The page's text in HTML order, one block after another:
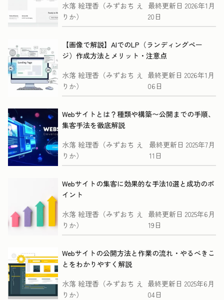
水落 絵理香（みずおち え
りか）
最終更新日 2026年1月
20日
【画像で解説】AIでのLP（ランディングペー
ジ）作成方法とメリット・注意点
水落 絵理香（みずおち え
りか）
最終更新日 2026年1月
06日
Webサイトとは？種類や構築〜公開までの手順、
集客手法を徹底解説
水落 絵理香（みずおち え
りか）
最終更新日 2025年7月
11日
Webサイトの集客に効果的な手法10選と成功のポ
イント
水落 絵理香（みずおち え
りか）
最終更新日 2025年6月
19日
Webサイトの公開方法と作業の流れ・やるべきこ
とをわかりやすく解説
水落 絵理香（みずおち え
りか）
最終更新日 2025年6月
04日